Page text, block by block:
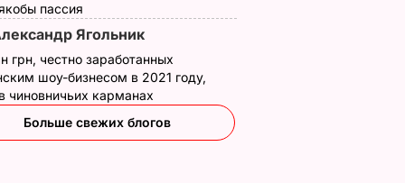
пассия
Ягольник
грн, честно заработанных
шоу-бизнесом в 2021 году,
чиновничьих карманах
Больше свежих блогов